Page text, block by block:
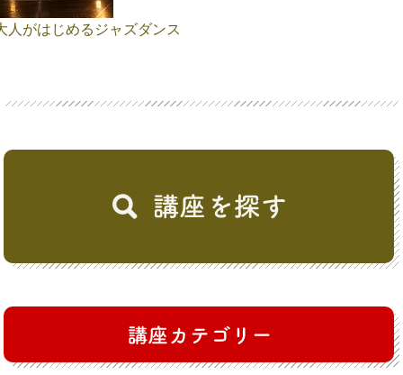
人がはじめるジャズダンス